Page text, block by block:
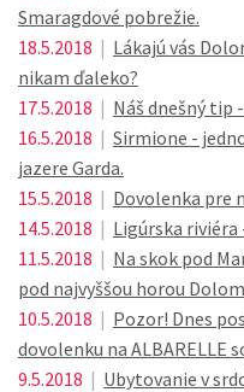
Smaragdové pobrežie.
18.5.2018 | Lákajú vás
nikam ďaleko?
17.5.2018 | Náš dnešný tip
16.5.2018 | Sirmione -
jazere Garda.
15.5.2018 | Dovolenka pre
14.5.2018 | Ligúrska riviéra
11.5.2018 | Na skok pod
pod najvyššou horou
10.5.2018 | Pozor! Dnes
dovolenku na ALBARELLE
9.5.2018 | Ubytovanie v